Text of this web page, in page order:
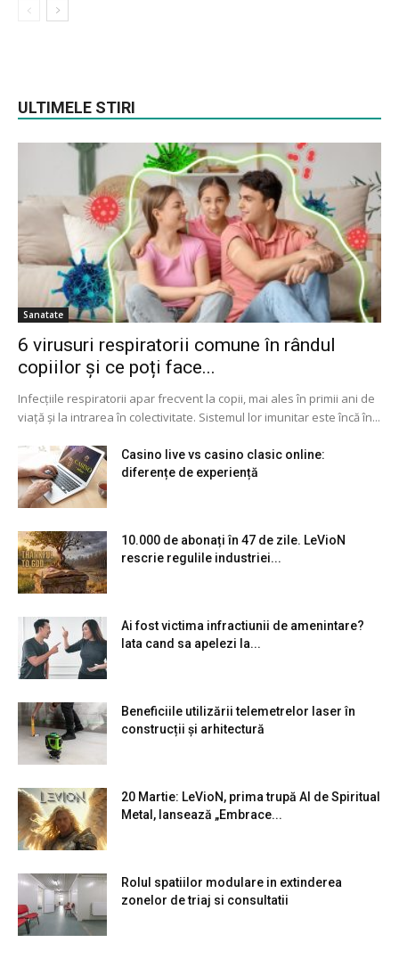
ULTIMELE STIRI
Sanatate
6 virusuri respiratorii comune în rândul
copiilor și ce poți face...
Infecțiile respiratorii apar frecvent la copii, mai ales în primii ani de
viață și la intrarea în colectivitate. Sistemul lor imunitar este încă în...
Casino live vs casino clasic online:
diferențe de experiență
10.000 de abonați în 47 de zile. LeVioN
rescrie regulile industriei...
Ai fost victima infractiunii de amenintare?
Iata cand sa apelezi la...
Beneficiile utilizării telemetrelor laser în
construcții și arhitectură
20 Martie: LeVioN, prima trupă AI de Spiritual
Metal, lansează „Embrace...
Rolul spatiilor modulare in extinderea
zonelor de triaj si consultatii